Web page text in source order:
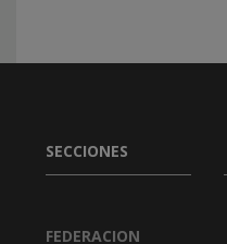
SECCIONES
FEDERACION